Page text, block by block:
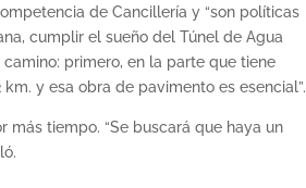
de Cancillería y “son políticas
cumplir el sueño del Túnel de Agua
primero, en la parte que tiene
y esa obra de pavimento es esencial”.
tiempo. “Se buscará que haya un